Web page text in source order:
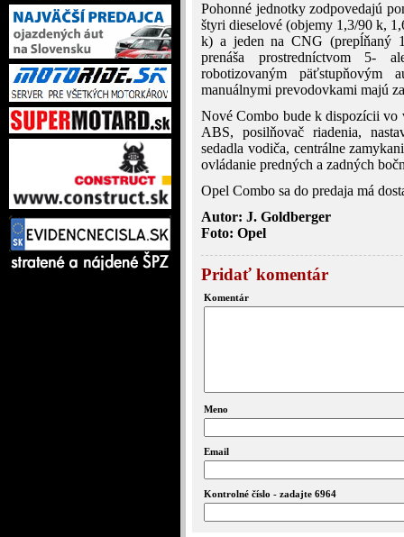
Pohonné jednotky zodpovedajú
štyri dieselové (objemy 1,3/90 k,
k) a jeden na CNG (prepĺňaný
prenáša prostredníctvom 5-
robotizovaným päťstupňovým
manuálnymi prevodovkami majú
Nové Combo bude k dispozícii vo
ABS, posilňovač riadenia,
sedadla vodiča, centrálne
ovládanie predných a zadných
Opel Combo sa do predaja má
Autor: J. Goldberger
Foto: Opel
Pridať komentár
Komentár
Meno
Email
Kontrolné číslo - zadajte 6964